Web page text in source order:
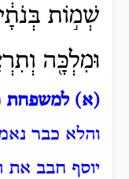
שְׁמ֣וֹת
וּמִלְכָּ֖ה
(א) למשפחת
והלא כבר
יוסף חבב